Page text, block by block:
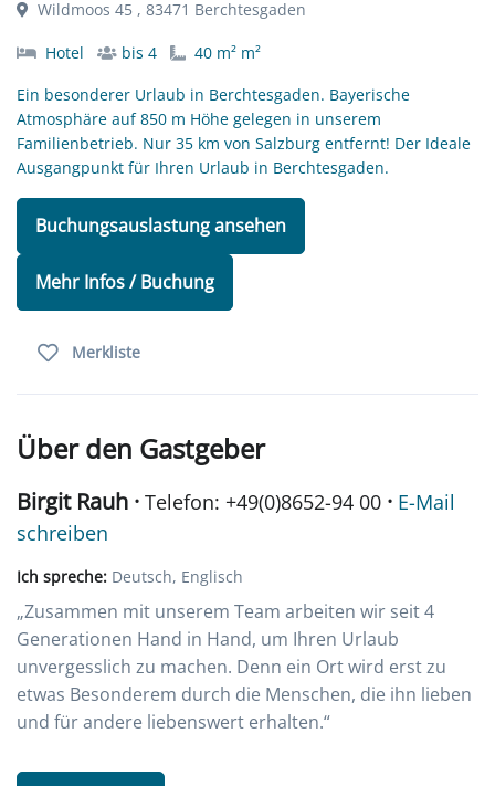
Wildmoos 45 , 83471 Berchtesgaden
Hotel bis 4
40 m² m²
Ein besonderer Urlaub in Berchtesgaden. Bayerische
Atmosphäre auf 850 m Höhe gelegen in unserem
Familienbetrieb. Nur 35 km von Salzburg entfernt! Der Ideale
Ausgangpunkt für Ihren Urlaub in Berchtesgaden.
Buchungsauslastung ansehen
Mehr Infos / Buchung
Merkliste
Über den Gastgeber
Birgit Rauh · Telefon: +49(0)8652-94 00 · E-Mail
schreiben
Ich spreche: Deutsch, Englisch
„Zusammen mit unserem Team arbeiten wir seit 4
Generationen Hand in Hand, um Ihren Urlaub
unvergesslich zu machen. Denn ein Ort wird erst zu
etwas Besonderem durch die Menschen, die ihn lieben
und für andere liebenswert erhalten.“